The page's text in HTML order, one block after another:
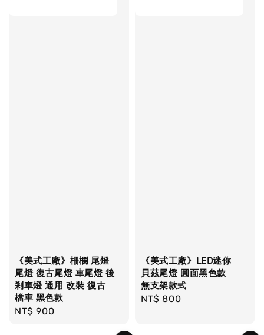
《美式工廠》柵欄 尾燈
尾燈 復古尾燈 車尾燈 後
剎車燈 通用 改裝 復古
檔車 黑色款
Regular
NT$ 900
《美式工廠》LED迷你
貝茲尾燈 圓面黑色款
無支架款式
Regular
NT$ 800